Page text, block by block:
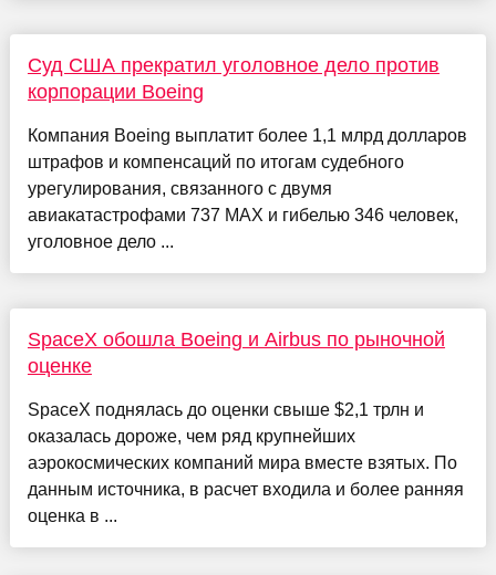
Суд США прекратил уголовное дело против
корпорации Boeing
Компания Boeing выплатит более 1,1 млрд долларов
штрафов и компенсаций по итогам судебного
урегулирования, связанного с двумя
авиакатастрофами 737 MAX и гибелью 346 человек,
уголовное дело ...
SpaceX обошла Boeing и Airbus по рыночной
оценке
SpaceX поднялась до оценки свыше $2,1 трлн и
оказалась дороже, чем ряд крупнейших
аэрокосмических компаний мира вместе взятых. По
данным источника, в расчет входила и более ранняя
оценка в ...